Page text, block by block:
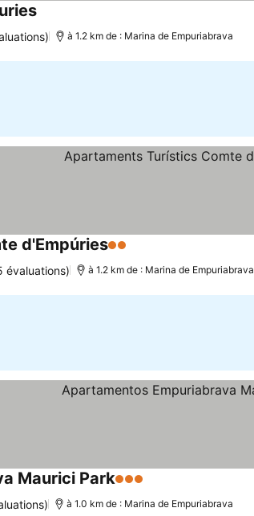
à 1.2 km de : Marina de Empuriabrava
d'Empúries2 Étoiles
évaluations) à 1.2 km de : Marina de Empuriabrava
Maurici Park3 Étoiles
à 1.0 km de : Marina de Empuriabrava